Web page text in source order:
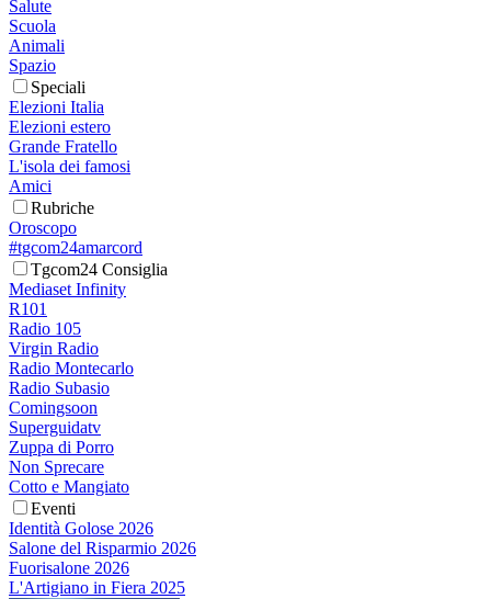
Salute
Scuola
Animali
Spazio
Speciali
Elezioni Italia
Elezioni estero
Grande Fratello
L'isola dei famosi
Amici
Rubriche
Oroscopo
#tgcom24amarcord
Tgcom24 Consiglia
Mediaset Infinity
R101
Radio 105
Virgin Radio
Radio Montecarlo
Radio Subasio
Comingsoon
Superguidatv
Zuppa di Porro
Non Sprecare
Cotto e Mangiato
Eventi
Identità Golose 2026
Salone del Risparmio 2026
Fuorisalone 2026
L'Artigiano in Fiera 2025